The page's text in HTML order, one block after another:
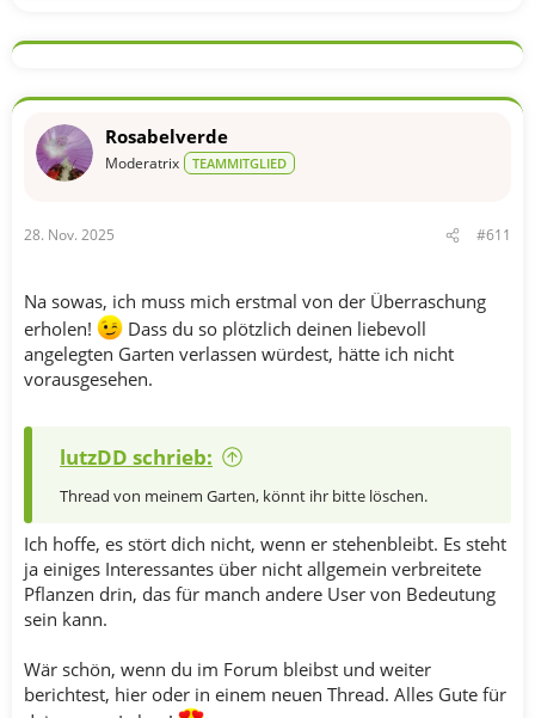
k
o
e
n
Rosabelverde
Moderatrix TEAMMITGLIED
28. Nov. 2025 #611
Na sowas, ich muss mich erstmal von der Überraschung
erholen!
Dass du so plötzlich deinen liebevoll
angelegten Garten verlassen würdest, hätte ich nicht
vorausgesehen.
lutzDD schrieb:
Thread von meinem Garten, könnt ihr bitte löschen.
Ich hoffe, es stört dich nicht, wenn er stehenbleibt. Es steht
ja einiges Interessantes über nicht allgemein verbreitete
Pflanzen drin, das für manch andere User von Bedeutung
sein kann.
Wär schön, wenn du im Forum bleibst und weiter
berichtest, hier oder in einem neuen Thread. Alles Gute für